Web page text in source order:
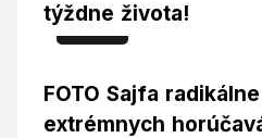
týždne života!
Foto
FOTO Sajfa
extrémnych